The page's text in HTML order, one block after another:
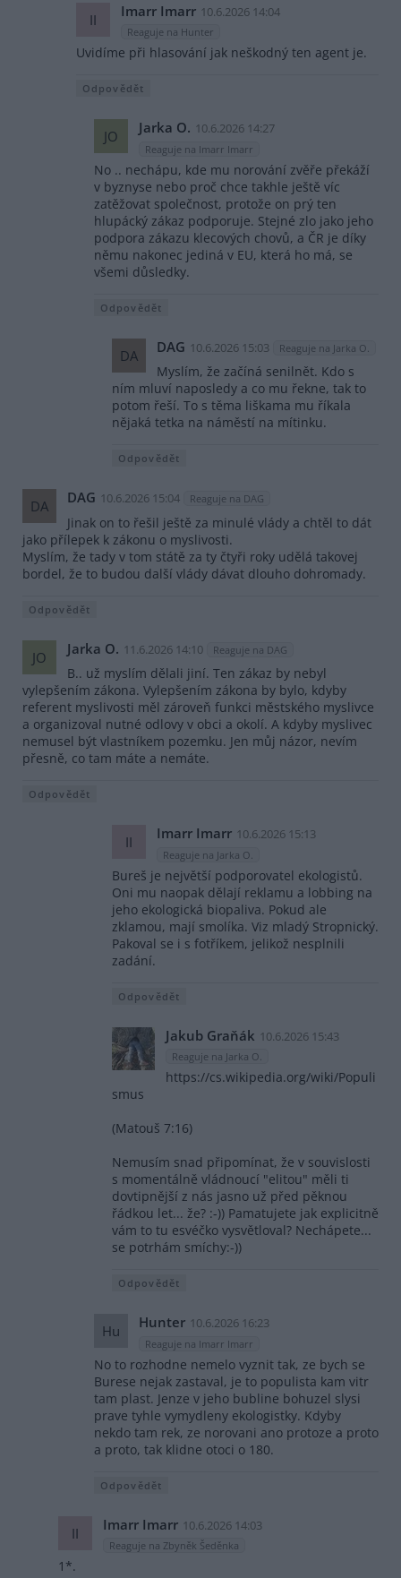
II Imarr Imarr 10.6.2026 14:04
Reaguje na Hunter
Uvidíme při hlasování jak neškodný ten agent je.
Odpovědět
JO Jarka O. 10.6.2026 14:27
Reaguje na Imarr Imarr
No .. nechápu, kde mu norování zvěře překáží
v byznyse nebo proč chce takhle ještě víc
zatěžovat společnost, protože on prý ten
hlupácký zákaz podporuje. Stejné zlo jako jeho
podpora zákazu klecových chovů, a ČR je díky
němu nakonec jediná v EU, která ho má, se
všemi důsledky.
Odpovědět
DA DAG 10.6.2026 15:03 Reaguje na Jarka O.
Myslím, že začíná senilnět. Kdo s
ním mluví naposledy a co mu řekne, tak to
potom řeší. To s těma liškama mu říkala
nějaká tetka na náměstí na mítinku.
Odpovědět
DA DAG 10.6.2026 15:04 Reaguje na DAG
Jinak on to řešil ještě za minulé vlády a chtěl to dát
jako přílepek k zákonu o myslivosti.
Myslím, že tady v tom státě za ty čtyři roky udělá takovej
bordel, že to budou další vlády dávat dlouho dohromady.
Odpovědět
JO Jarka O. 11.6.2026 14:10 Reaguje na DAG
B.. už myslím dělali jiní. Ten zákaz by nebyl
vylepšením zákona. Vylepšením zákona by bylo, kdyby
referent myslivosti měl zároveň funkci městského myslivce
a organizoval nutné odlovy v obci a okolí. A kdyby myslivec
nemusel být vlastníkem pozemku. Jen můj názor, nevím
přesně, co tam máte a nemáte.
Odpovědět
II Imarr Imarr 10.6.2026 15:13
Reaguje na Jarka O.
Bureš je největší podporovatel ekologistů.
Oni mu naopak dělají reklamu a lobbing na
jeho ekologická biopaliva. Pokud ale
zklamou, mají smolíka. Viz mladý Stropnický.
Pakoval se i s fotříkem, jelikož nesplnili
zadání.
Odpovědět
Jakub Graňák 10.6.2026 15:43
Reaguje na Jarka O.
https://cs.wikipedia.org/wiki/Populi
smus
(Matouš 7:16)
Nemusím snad připomínat, že v souvislosti
s momentálně vládnoucí "elitou" měli ti
dovtipnější z nás jasno už před pěknou
řádkou let... že? :-)) Pamatujete jak explicitně
vám to tu esvéčko vysvětloval? Nechápete...
se potrhám smíchy:-))
Odpovědět
Hu Hunter 10.6.2026 16:23
Reaguje na Imarr Imarr
No to rozhodne nemelo vyznit tak, ze bych se
Burese nejak zastaval, je to populista kam vitr
tam plast. Jenze v jeho bubline bohuzel slysi
prave tyhle vymydleny ekologistky. Kdyby
nekdo tam rek, ze norovani ano protoze a proto
a proto, tak klidne otoci o 180.
Odpovědět
II Imarr Imarr 10.6.2026 14:03
Reaguje na Zbyněk Šeděnka
1*.